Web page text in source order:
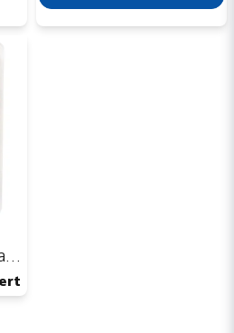
CardCase Strip med CardKeep Yoyo